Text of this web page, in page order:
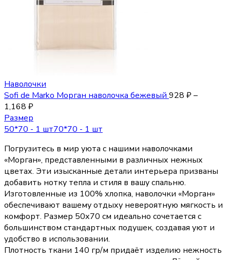
Наволочки
Sofi de Marko Морган наволочка бежевый 928 ₽–
1,168 ₽
Размер
50*70 - 1 шт70*70 - 1 шт
Погрузитесь в мир уюта с нашими наволочками
«Морган», представленными в различных нежных
цветах. Эти изысканные детали интерьера призваны
добавить нотку тепла и стиля в вашу спальню.
Изготовленные из 100% хлопка, наволочки «Морган»
обеспечивают вашему отдыху невероятную мягкость и
комфорт. Размер 50х70 см идеально сочетается с
большинством стандартных подушек, создавая уют и
удобство в использовании.
Плотность ткани 140 гр/м придаёт изделию нежность